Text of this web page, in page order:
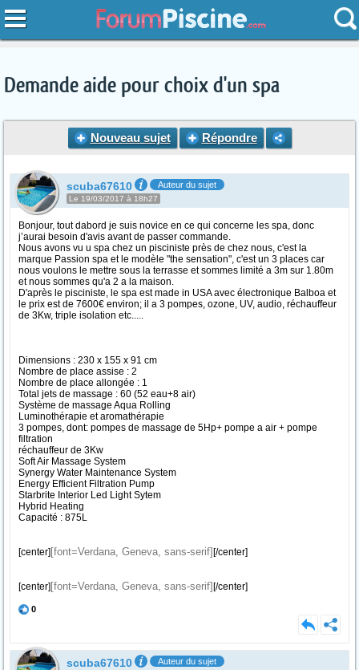
Demande aide pour choix d'un spa
Nouveau sujet Répondre
scuba67610 Auteur du sujet
Le 19/03/2017 à 18h27
Bonjour, tout dabord je suis novice en ce qui concerne les spa, donc
j’aurai besoin d'avis avant de passer commande.
Nous avons vu u spa chez un pisciniste près de chez nous, c'est la
marque Passion spa et le modèle "the sensation", c'est un 3 places car
nous voulons le mettre sous la terrasse et sommes limité a 3m sur 1.80m
et nous sommes qu'a 2 a la maison.
D'après le pisciniste, le spa est made in USA avec électronique Balboa et
le prix est de 7600€ environ; il a 3 pompes, ozone, UV, audio, réchauffeur
de 3Kw, triple isolation etc.....
Dimensions : 230 x 155 x 91 cm
Nombre de place assise : 2
Nombre de place allongée : 1
Total jets de massage : 60 (52 eau+8 air)
Système de massage Aqua Rolling
Luminothérapie et aromathérapie
3 pompes, dont: pompes de massage de 5Hp+ pompe a air + pompe
filtration
réchauffeur de 3Kw
Soft Air Massage System
Synergy Water Maintenance System
Energy Efficient Filtration Pump
Starbrite Interior Led Light Sytem
Hybrid Heating
Capacité : 875L
[center] [font=Verdana, Geneva, sans-serif] [/center]
[center] [font=Verdana, Geneva, sans-serif] [/center]
0
scuba67610 Auteur du sujet